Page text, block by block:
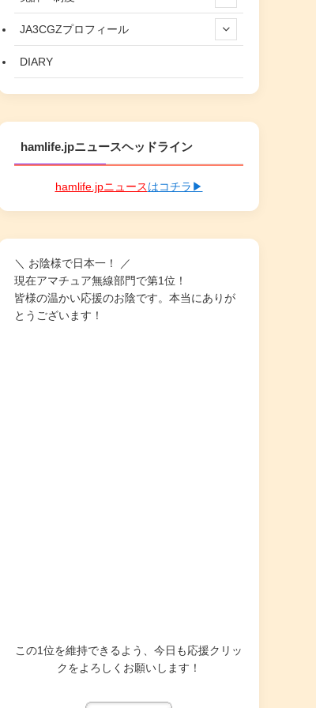
JA3CGZプロフィール
DIARY
hamlife.jpニュースヘッドライン
hamlife.jpニュースはコチラ▶
＼ お陰様で日本一！ ／
現在アマチュア無線部門で第1位！
皆様の温かい応援のお陰です。本当にありが
とうございます！
この1位を維持できるよう、今日も応援クリッ
クをよろしくお願いします！